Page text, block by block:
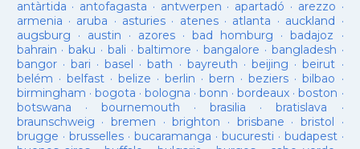
antàrtida · antofagasta · antwerpen · apartadó · arezzo ·
armenia · aruba · asturies· atenes· atlanta · auckland ·
augsburg · austin · azores·bad homburg ·badajoz ·
bahrain ·baku · bali ·baltimore ·bangalore · bangladesh ·
bangor· bari ·basel ·bath · bayreuth ·beijing ·beirut ·
belém · belfast· belize · berlin ·bern ·beziers ·bilbao ·
birmingham · bogota · bologna ·bonn ·bordeaux ·boston ·
botswana · bournemouth ·brasilia ·bratislava ·
braunschweig · bremen ·brighton · brisbane · bristol ·
brugge · brusselles· bucaramanga · bucuresti · budapest·